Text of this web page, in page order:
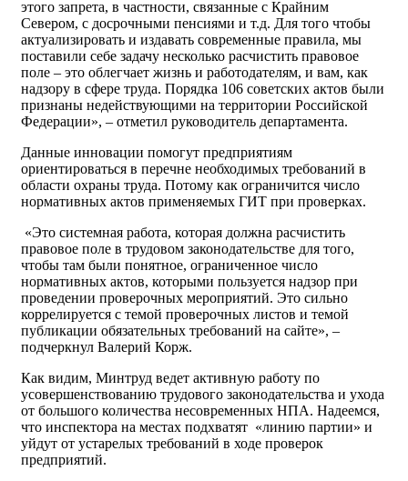
этого запрета, в частности, связанные с Крайним
Севером, с досрочными пенсиями и т.д. Для того чтобы
актуализировать и издавать современные правила, мы
поставили себе задачу несколько расчистить правовое
поле – это облегчает жизнь и работодателям, и вам, как
надзору в сфере труда. Порядка 106 советских актов были
признаны недействующими на территории Российской
Федерации», – отметил руководитель департамента.
Данные инновации помогут предприятиям
ориентироваться в перечне необходимых требований в
области охраны труда. Потому как ограничится число
нормативных актов применяемых ГИТ при проверках.
«Это системная работа, которая должна расчистить
правовое поле в трудовом законодательстве для того,
чтобы там были понятное, ограниченное число
нормативных актов, которыми пользуется надзор при
проведении проверочных мероприятий. Это сильно
коррелируется с темой проверочных листов и темой
публикации обязательных требований на сайте», –
подчеркнул Валерий Корж.
Как видим, Минтруд ведет активную работу по
усовершенствованию трудового законодательства и ухода
от большого количества несовременных НПА. Надеемся,
что инспектора на местах подхватят «линию партии» и
уйдут от устарелых требований в ходе проверок
предприятий.